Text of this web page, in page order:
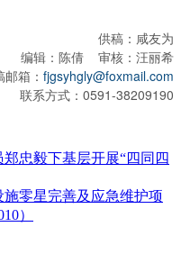
供稿：咸友为
编辑：陈倩 审核：汪丽希
箱： fjgsyhgly@foxmail.com
联系方式：0591-38209190
忠毅下基层开展“四同四
零星完善及应急维护项
）